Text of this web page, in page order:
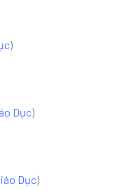
)
Dục)
Dục)